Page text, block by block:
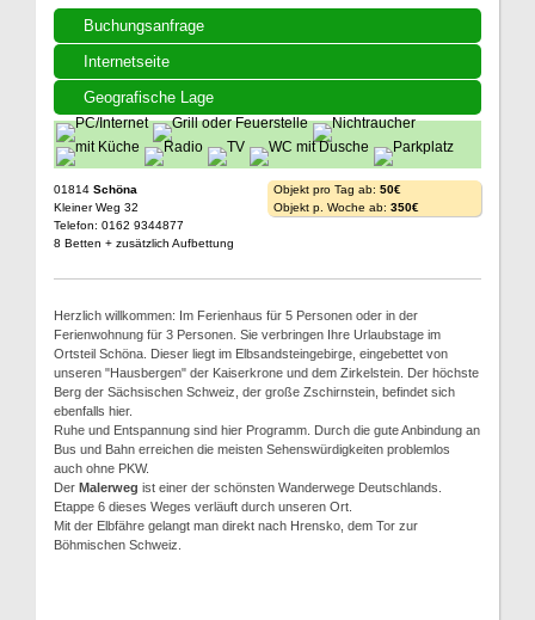
Buchungsanfrage
Internetseite
Geografische Lage
01814 Schöna
Kleiner Weg 32
Telefon: 0162 9344877
8 Betten + zusätzlich Aufbettung
Objekt pro Tag ab: 50€
Objekt p. Woche ab: 350€
Herzlich willkommen: Im Ferienhaus für 5 Personen oder in der
Ferienwohnung für 3 Personen. Sie verbringen Ihre Urlaubstage im
Ortsteil Schöna. Dieser liegt im Elbsandsteingebirge, eingebettet von
unseren "Hausbergen" der Kaiserkrone und dem Zirkelstein. Der höchste
Berg der Sächsischen Schweiz, der große Zschirnstein, befindet sich
ebenfalls hier.
Ruhe und Entspannung sind hier Programm. Durch die gute Anbindung an
Bus und Bahn erreichen die meisten Sehenswürdigkeiten problemlos
auch ohne PKW.
Der Malerweg ist einer der schönsten Wanderwege Deutschlands.
Etappe 6 dieses Weges verläuft durch unseren Ort.
Mit der Elbfähre gelangt man direkt nach Hrensko, dem Tor zur
Böhmischen Schweiz.